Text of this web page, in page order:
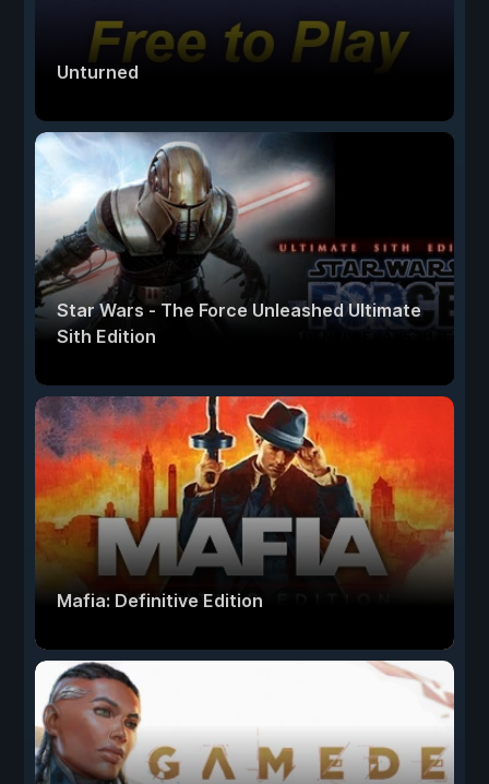
Unturned
Star Wars - The Force Unleashed Ultimate
Sith Edition
Mafia: Definitive Edition